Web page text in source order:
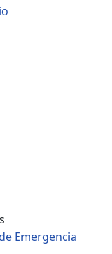
Emergencia